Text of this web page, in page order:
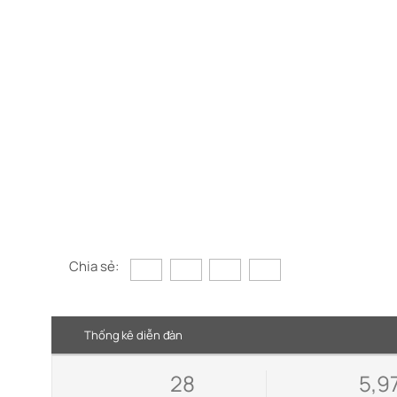
Chia sẻ:
Thống kê diễn đàn
28